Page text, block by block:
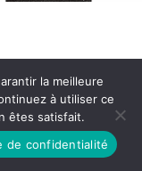
Confidentialité
la meilleure
à utiliser ce
êtes satisfait.
de confidentialité